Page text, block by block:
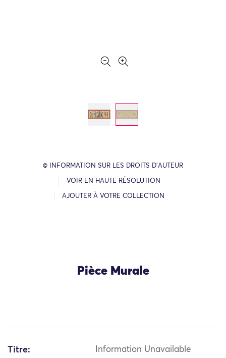
© INFORMATION SUR LES DROITS D’AUTEUR
VOIR EN HAUTE RÉSOLUTION
AJOUTER À VOTRE COLLECTION
Pièce Murale
Titre: Information Unavailable